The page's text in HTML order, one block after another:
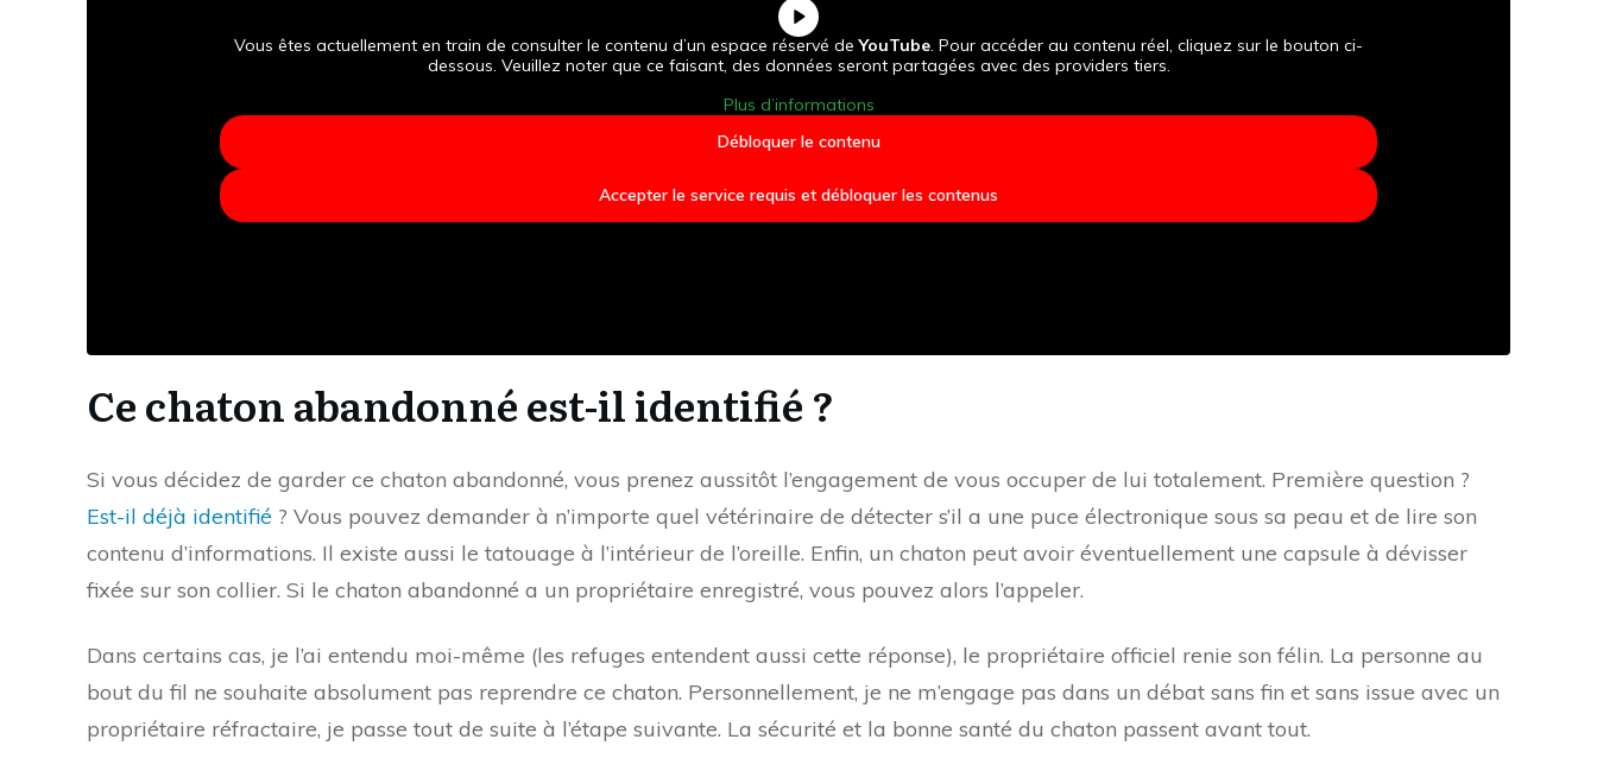
Vous êtes actuellement en train de consulter le contenu d’un espace réservé deYouTube. Pour accéder au contenu réel, cliquez sur le bouton ci-
dessous. Veuillez noter que ce faisant, des données seront partagées avec des providers tiers.
Plus d’informations
Débloquer le contenu
Accepter le service requis et débloquer les contenus
Ce chaton abandonné est-il identifié ?
Si vous décidez de garder ce chaton abandonné, vous prenez aussitôt l’engagement de vous occuper de lui totalement. Première question ?
Est-il déjà identifié ? Vous pouvez demander à n’importe quel vétérinaire de détecter s’il a une puce électronique sous sa peau et de lire son
contenu d’informations. Il existe aussi le tatouage à l’intérieur de l’oreille. Enfin, un chaton peut avoir éventuellement une capsule à dévisser
fixée sur son collier. Si le chaton abandonné a un propriétaire enregistré, vous pouvez alors l’appeler.
Dans certains cas, je l’ai entendu moi-même (les refuges entendent aussi cette réponse), le propriétaire officiel renie son félin. La personne au
bout du fil ne souhaite absolument pas reprendre ce chaton. Personnellement, je ne m’engage pas dans un débat sans fin et sans issue avec un
propriétaire réfractaire, je passe tout de suite à l’étape suivante. La sécurité et la bonne santé du chaton passent avant tout.